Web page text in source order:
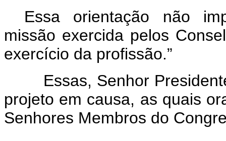
Essa orientação não
missão exercida pelos
exercício da profissão.”
Essas, Senhor
projeto em causa, as quais
Senhores Membros do